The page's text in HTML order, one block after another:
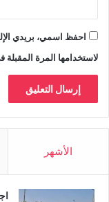
احفظ اسمي، بريدي
لاستخدامها المرة المقبلة
الأشهر